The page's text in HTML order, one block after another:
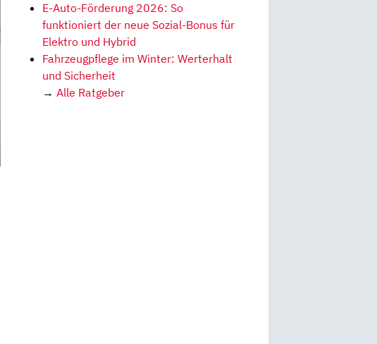
E-Auto-Förderung 2026: So
funktioniert der neue Sozial-Bonus für
Elektro und Hybrid
Fahrzeugpflege im Winter: Werterhalt
und Sicherheit
→ Alle Ratgeber